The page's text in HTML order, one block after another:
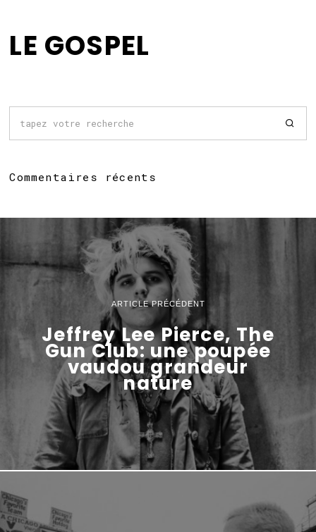
LE GOSPEL
Commentaires récents
ARTICLE PRÉCÉDENT
Jeffrey Lee Pierce, The
Gun Club: une poupée
vaudou grandeur
nature